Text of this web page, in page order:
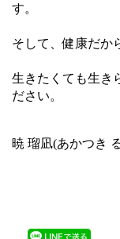
す。
そして、健康だか
生きたくても生き
ださい。
暁 瑠凪(あかつき